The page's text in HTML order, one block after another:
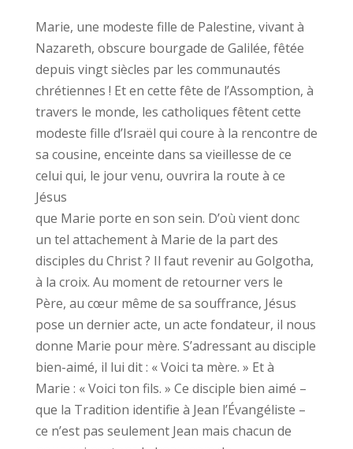
Marie, une modeste fille de Palestine, vivant à
Nazareth, obscure bourgade de Galilée, fêtée
depuis vingt siècles par les communautés
chrétiennes ! Et en cette fête de l’Assomption, à
travers le monde, les catholiques fêtent cette
modeste fille d’Israël qui coure à la rencontre de
sa cousine, enceinte dans sa vieillesse de ce
celui qui, le jour venu, ouvrira la route à ce
Jésus
que Marie porte en son sein. D’où vient donc
un tel attachement à Marie de la part des
disciples du Christ ? Il faut revenir au Golgotha,
à la croix. Au moment de retourner vers le
Père, au cœur même de sa souffrance, Jésus
pose un dernier acte, un acte fondateur, il nous
donne Marie pour mère. S’adressant au disciple
bien-aimé, il lui dit : « Voici ta mère. » Et à
Marie : « Voici ton fils. » Ce disciple bien aimé –
que la Tradition identifie à Jean l’Évangéliste –
ce n’est pas seulement Jean mais chacun de